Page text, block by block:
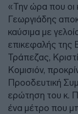
«Την ώρα που οι
Γεωργιάδης
καύσιμα με
επικεφαλής της
Τράπεζας,
Κομισιόν,
Προοδευτική
ερώτηση του κ.
ένα μέτρο που